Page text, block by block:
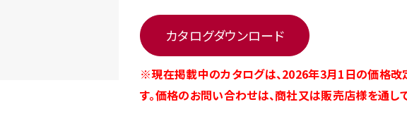
カタログダウンロード
※現在掲載中のカタログは、2026年3月1日の価格改
す。価格のお問い合わせは、商社又は販売店様を通し